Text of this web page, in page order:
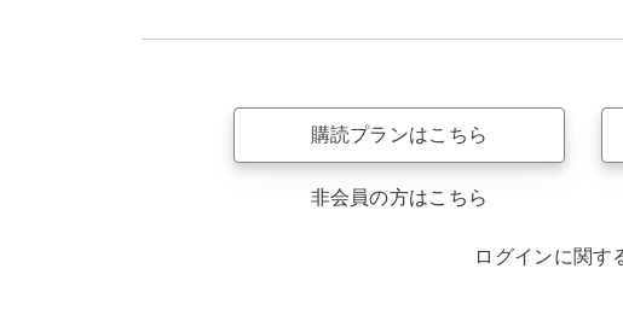
購読プランはこちら
非会員の方はこちら
ログインに関す